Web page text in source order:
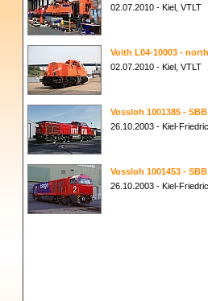
02.07.2010 - Kiel, VTLT
Voith L04-10003 -
02.07.2010 - Kiel, VTLT
Vossloh 1001385 -
26.10.2003 - Kiel-
Vossloh 1001453 -
26.10.2003 - Kiel-